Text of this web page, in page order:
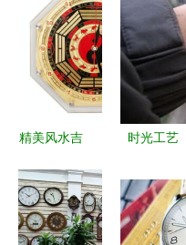
代的市场考
量
品质与美学
的邂逅
精美风水吉
家直销与镇
宅辟邪的艺
时光工艺
间艺术的美
学之旅